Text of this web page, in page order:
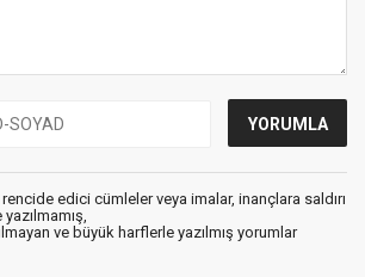
edici cümleler veya imalar, inançlara saldırı
ve büyük harflerle yazılmış yorumlar